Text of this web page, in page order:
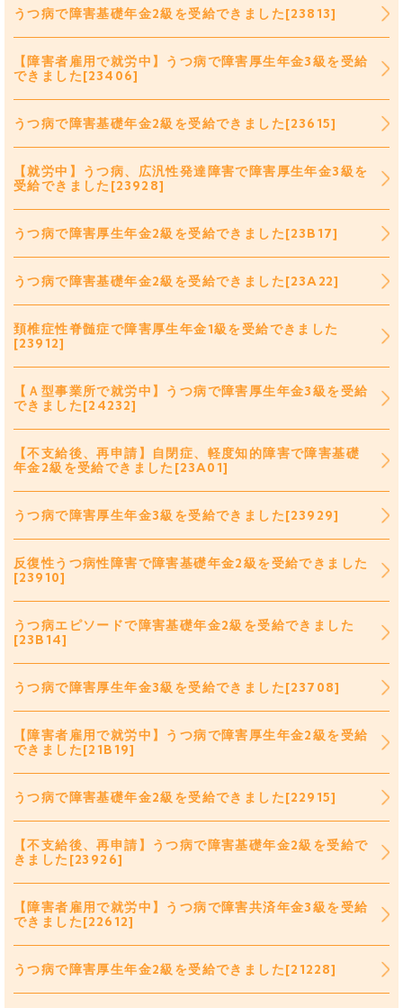
うつ病で障害基礎年金2級を受給できました[23813]
【障害者雇用で就労中】うつ病で障害厚生年金3級を受給
できました[23406]
うつ病で障害基礎年金2級を受給できました[23615]
【就労中】うつ病、広汎性発達障害で障害厚生年金3級を
受給できました[23928]
うつ病で障害厚生年金2級を受給できました[23B17]
うつ病で障害基礎年金2級を受給できました[23A22]
頚椎症性脊髄症で障害厚生年金1級を受給できました
[23912]
【Ａ型事業所で就労中】うつ病で障害厚生年金3級を受給
できました[24232]
【不支給後、再申請】自閉症、軽度知的障害で障害基礎
年金2級を受給できました[23A01]
うつ病で障害厚生年金3級を受給できました[23929]
反復性うつ病性障害で障害基礎年金2級を受給できました
[23910]
うつ病エピソードで障害基礎年金2級を受給できました
[23B14]
うつ病で障害厚生年金3級を受給できました[23708]
【障害者雇用で就労中】うつ病で障害厚生年金2級を受給
できました[21B19]
うつ病で障害基礎年金2級を受給できました[22915]
【不支給後、再申請】うつ病で障害基礎年金2級を受給で
きました[23926]
【障害者雇用で就労中】うつ病で障害共済年金3級を受給
できました[22612]
うつ病で障害厚生年金2級を受給できました[21228]